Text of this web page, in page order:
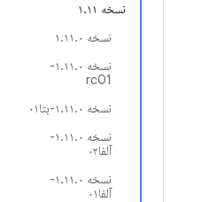
نسخه ۱.۱۱
نسخه ۱.۱۱.۰
نسخه ۱.۱۱.۰-
rc01
نسخه ۱.۱۱.۰-بتا۰۱
نسخه ۱.۱۱.۰-
آلفا۰۲
نسخه ۱.۱۱.۰-
آلفا۰۱